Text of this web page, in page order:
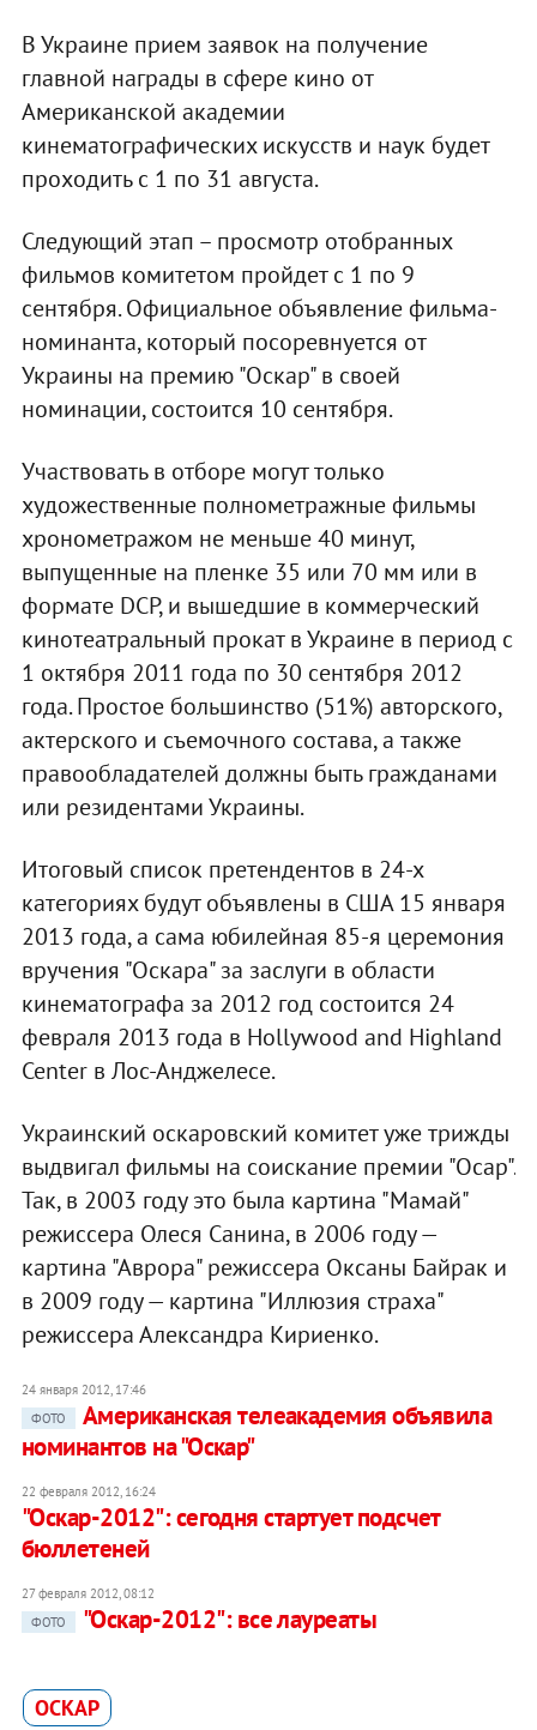
В Украине прием заявок на получение
главной награды в сфере кино от
Американской академии
кинематографических искусств и наук будет
проходить с 1 по 31 августа.
Следующий этап – просмотр отобранных
фильмов комитетом пройдет с 1 по 9
сентября. Официальное объявление фильма-
номинанта, который посоревнуется от
Украины на премию "Оскар" в своей
номинации, состоится 10 сентября.
Участвовать в отборе могут только
художественные полнометражные фильмы
хронометражом не меньше 40 минут,
выпущенные на пленке 35 или 70 мм или в
формате DCP, и вышедшие в коммерческий
кинотеатральный прокат в Украине в период с
1 октября 2011 года по 30 сентября 2012
года. Простое большинство (51%) авторского,
актерского и съемочного состава, а также
правообладателей должны быть гражданами
или резидентами Украины.
Итоговый список претендентов в 24-х
категориях будут объявлены в США 15 января
2013 года, а сама юбилейная 85-я церемония
вручения "Оскара" за заслуги в области
кинематографа за 2012 год состоится 24
февраля 2013 года в Hollywood and Highland
Center в Лос-Анджелесе.
Украинский оскаровский комитет уже трижды
выдвигал фильмы на соискание премии "Осар".
Так, в 2003 году это была картина "Мамай"
режиссера Олеся Санина, в 2006 году —
картина "Аврора" режиссера Оксаны Байрак и
в 2009 году — картина "Иллюзия страха"
режиссера Александра Кириенко.
24 января 2012, 17:46
ФОТО
Американская телеакадемия объявила
номинантов на "Оскар"
22 февраля 2012, 16:24
"Оскар-2012": сегодня стартует подсчет
бюллетеней
27 февраля 2012, 08:12
ФОТО
"Оскар-2012": все лауреаты
ОСКАР